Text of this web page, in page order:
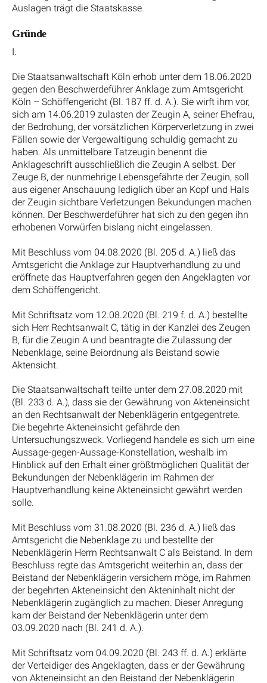
Auslagen trägt die Staatskasse.
Gründe
I.
Die Staatsanwaltschaft Köln erhob unter dem 18.06.2020
gegen den Beschwerdeführer Anklage zum Amtsgericht
Köln – Schöffengericht (Bl. 187 ff. d. A.). Sie wirft ihm vor,
sich am 14.06.2019 zulasten der Zeugin A, seiner Ehefrau,
der Bedrohung, der vorsätzlichen Körperverletzung in zwei
Fällen sowie der Vergewaltigung schuldig gemacht zu
haben. Als unmittelbare Tatzeugin benennt die
Anklageschrift ausschließlich die Zeugin A selbst. Der
Zeuge B, der nunmehrige Lebensgefährte der Zeugin, soll
aus eigener Anschauung lediglich über an Kopf und Hals
der Zeugin sichtbare Verletzungen Bekundungen machen
können. Der Beschwerdeführer hat sich zu den gegen ihn
erhobenen Vorwürfen bislang nicht eingelassen.
Mit Beschluss vom 04.08.2020 (Bl. 205 d. A.) ließ das
Amtsgericht die Anklage zur Hauptverhandlung zu und
eröffnete das Hauptverfahren gegen den Angeklagten vor
dem Schöffengericht.
Mit Schriftsatz vom 12.08.2020 (Bl. 219 f. d. A.) bestellte
sich Herr Rechtsanwalt C, tätig in der Kanzlei des Zeugen
B, für die Zeugin A und beantragte die Zulassung der
Nebenklage, seine Beiordnung als Beistand sowie
Aktensicht.
Die Staatsanwaltschaft teilte unter dem 27.08.2020 mit
(Bl. 233 d. A.), dass sie der Gewährung von Akteneinsicht
an den Rechtsanwalt der Nebenklägerin entgegentrete.
Die begehrte Akteneinsicht gefährde den
Untersuchungszweck. Vorliegend handele es sich um eine
Aussage-gegen-Aussage-Konstellation, weshalb im
Hinblick auf den Erhalt einer größtmöglichen Qualität der
Bekundungen der Nebenklägerin im Rahmen der
Hauptverhandlung keine Akteneinsicht gewährt werden
solle.
Mit Beschluss vom 31.08.2020 (Bl. 236 d. A.) ließ das
Amtsgericht die Nebenklage zu und bestellte der
Nebenklägerin Herrn Rechtsanwalt C als Beistand. In dem
Beschluss regte das Amtsgericht weiterhin an, dass der
Beistand der Nebenklägerin versichern möge, im Rahmen
der begehrten Akteneinsicht den Akteninhalt nicht der
Nebenklägerin zugänglich zu machen. Dieser Anregung
kam der Beistand der Nebenklägerin unter dem
03.09.2020 nach (Bl. 241 d. A.).
Mit Schriftsatz vom 04.09.2020 (Bl. 243 ff. d. A.) erklärte
der Verteidiger des Angeklagten, dass er der Gewährung
von Akteneinsicht an den Beistand der Nebenklägerin